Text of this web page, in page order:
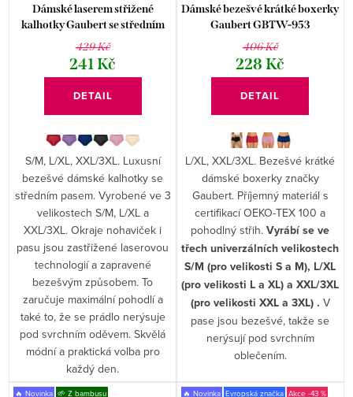
Dámské laserem střižené
kalhotky Gaubert se středním
pasem GBTW-951
429 Kč
241 Kč
DETAIL
S/M, L/XL, XXL/3XL. Luxusní
bezešvé dámské kalhotky se
středním pasem. Vyrobené ve 3
velikostech S/M, L/XL a
XXL/3XL. Okraje nohaviček i
pasu jsou zastřižené laserovou
technologií a zapravené
bezešvým způsobem. To
zaručuje maximální pohodlí a
také to, že se prádlo nerýsuje
pod svrchním oděvem. Skvělá
módní a praktická volba pro
každý den.
Dámské bezešvé krátké boxerky
Gaubert GBTW-953
406 Kč
228 Kč
DETAIL
L/XL, XXL/3XL. Bezešvé krátké
dámské boxerky značky
Gaubert. Příjemný materiál s
certifikací OEKO-TEX 100 a
pohodlný střih.Vyrábí se ve
třech univerzálních velikostech
S/M (pro velikosti S a M), L/XL
(pro velikosti L a XL) a XXL/3XL
(pro velikosti XXL a 3XL) . V
pase jsou bezešvé, takže se
nerýsují pod svrchním
oblečením.
🔥 Novinka 🌱 Z bambusu
🔥 Novinka Evropská značka -43 %